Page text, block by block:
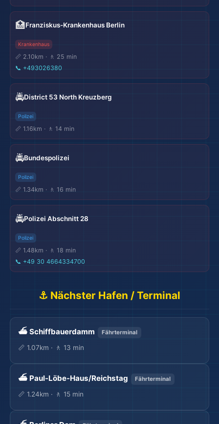
🏥Franziskus-Krankenhaus Berlin
Krankenhaus
📏 2.10km · 🚶 25 min
📞 +493026380
🚔District 53 North Kreuzberg
Polizei
📏 1.16km · 🚶 14 min
🚔Bundespolizei
Polizei
📏 1.34km · 🚶 16 min
🚔Polizei Abschnitt 28
Polizei
📏 1.48km · 🚶 18 min
📞 +49 30 4664334700
⚓ Nächster Hafen / Terminal
⛴️ Schiffbauerdamm Fährterminal
📏 1.07km · 🚶 13 min
⛴️ Paul-Löbe-Haus/Reichstag Fährterminal
📏 1.24km · 🚶 15 min